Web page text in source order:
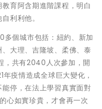
育阿含期進階課程，明白
利利他。
多個城市包括：紐約、新加
大理、吉隆坡、柔佛、泰
，共有2040人次參加，開
疫情造成全球巨大變化，
停，在法上學習真實面對
心如實珍貴，才會再一次